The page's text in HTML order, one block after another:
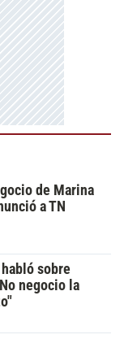
de Marina
a TN
sobre
negocio la